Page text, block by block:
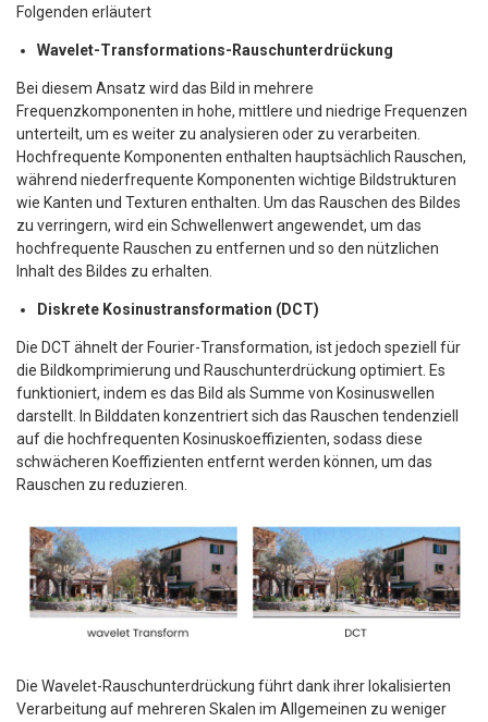
Folgenden erläutert
Wavelet-Transformations-Rauschunterdrückung
Bei diesem Ansatz wird das Bild in mehrere
Frequenzkomponenten in hohe, mittlere und niedrige Frequenzen
unterteilt, um es weiter zu analysieren oder zu verarbeiten.
Hochfrequente Komponenten enthalten hauptsächlich Rauschen,
während niederfrequente Komponenten wichtige Bildstrukturen
wie Kanten und Texturen enthalten. Um das Rauschen des Bildes
zu verringern, wird ein Schwellenwert angewendet, um das
hochfrequente Rauschen zu entfernen und so den nützlichen
Inhalt des Bildes zu erhalten.
Diskrete Kosinustransformation (DCT)
Die DCT ähnelt der Fourier-Transformation, ist jedoch speziell für
die Bildkomprimierung und Rauschunterdrückung optimiert. Es
funktioniert, indem es das Bild als Summe von Kosinuswellen
darstellt. In Bilddaten konzentriert sich das Rauschen tendenziell
auf die hochfrequenten Kosinuskoeffizienten, sodass diese
schwächeren Koeffizienten entfernt werden können, um das
Rauschen zu reduzieren.
Die Wavelet-Rauschunterdrückung führt dank ihrer lokalisierten
Verarbeitung auf mehreren Skalen im Allgemeinen zu weniger